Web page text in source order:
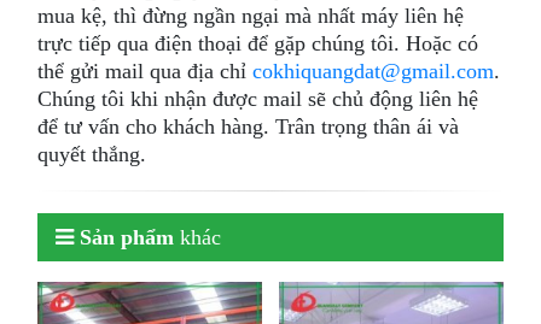
mua kệ, thì đừng ngần ngại mà nhất máy liên hệ
trực tiếp qua điện thoại để gặp chúng tôi. Hoặc có
thể gửi mail qua địa chỉcokhiquangdat@gmail.com.
Chúng tôi khi nhận được mail sẽ chủ động liên hệ
để tư vấn cho khách hàng. Trân trọng thân ái và
quyết thắng.
Sản phẩm khác